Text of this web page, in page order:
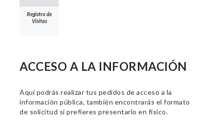
Registro de
Visitas
ACCESO A LA INFORMACIÓN
Aquí podrás realizar tus pedidos de acceso a la
información pública, también encontrarás el formato
de solicitud si prefieres presentarlo en físico.